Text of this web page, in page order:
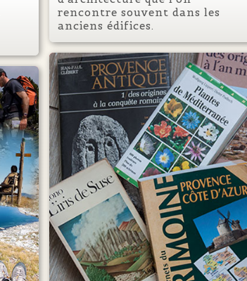
rencontre souvent dans les
anciens édifices.